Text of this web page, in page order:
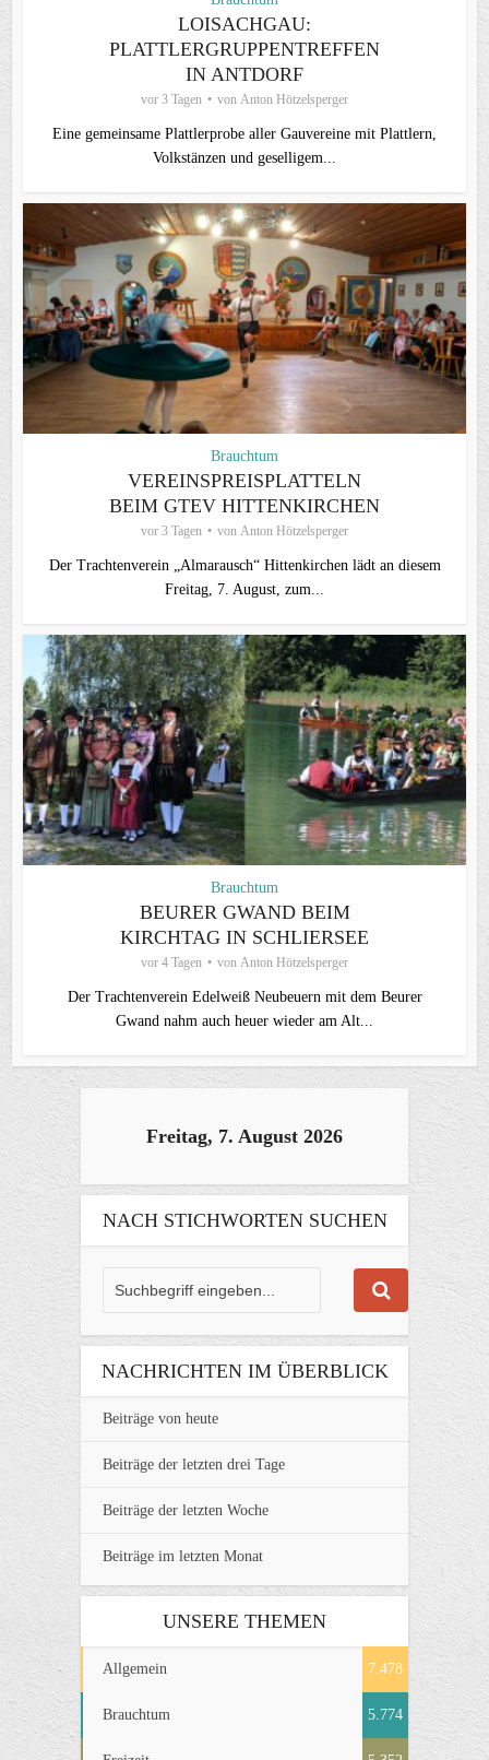
LOISACHGAU:
PLATTLERGRUPPENTREFFEN
IN ANTDORF
vor 3 Tagen von Anton Hötzelsperger
Eine gemeinsame Plattlerprobe aller Gauvereine mit Plattlern,
Volkstänzen und geselligem...
Brauchtum
VEREINSPREISPLATTELN
BEIM GTEV HITTENKIRCHEN
vor 3 Tagen von Anton Hötzelsperger
Der Trachtenverein „Almarausch“ Hittenkirchen lädt an diesem
Freitag, 7. August, zum...
Brauchtum
BEURER GWAND BEIM
KIRCHTAG IN SCHLIERSEE
vor 4 Tagen von Anton Hötzelsperger
Der Trachtenverein Edelweiß Neubeuern mit dem Beurer
Gwand nahm auch heuer wieder am Alt...
Freitag, 7. August 2026
NACH STICHWORTEN SUCHEN
NACHRICHTEN IM ÜBERBLICK
Beiträge von heute
Beiträge der letzten drei Tage
Beiträge der letzten Woche
Beiträge im letzten Monat
UNSERE THEMEN
Allgemein 7.478
Brauchtum 5.774